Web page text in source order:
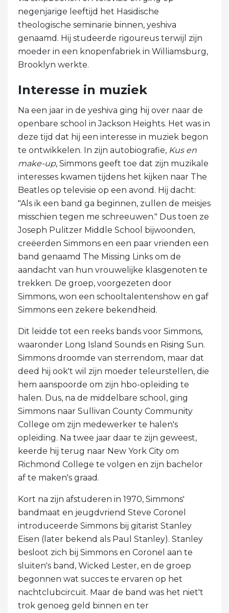
negenjarige leeftijd het Hasidische
theologische seminarie binnen, yeshiva
genaamd. Hij studeerde rigoureus terwijl zijn
moeder in een knopenfabriek in Williamsburg,
Brooklyn werkte.
Interesse in muziek
Na een jaar in de yeshiva ging hij over naar de
openbare school in Jackson Heights. Het was in
deze tijd dat hij een interesse in muziek begon
te ontwikkelen. In zijn autobiografie, Kus en
make-up, Simmons geeft toe dat zijn muzikale
interesses kwamen tijdens het kijken naar The
Beatles op televisie op een avond. Hij dacht:
"Als ik een band ga beginnen, zullen de meisjes
misschien tegen me schreeuwen." Dus toen ze
Joseph Pulitzer Middle School bijwoonden,
creëerden Simmons en een paar vrienden een
band genaamd The Missing Links om de
aandacht van hun vrouwelijke klasgenoten te
trekken. De groep, voorgezeten door
Simmons, won een schooltalentenshow en gaf
Simmons een zekere bekendheid.
Dit leidde tot een reeks bands voor Simmons,
waaronder Long Island Sounds en Rising Sun.
Simmons droomde van sterrendom, maar dat
deed hij ook't wil zijn moeder teleurstellen, die
hem aanspoorde om zijn hbo-opleiding te
halen. Dus, na de middelbare school, ging
Simmons naar Sullivan County Community
College om zijn medewerker te halen's
opleiding. Na twee jaar daar te zijn geweest,
keerde hij terug naar New York City om
Richmond College te volgen en zijn bachelor
af te maken's graad.
Kort na zijn afstuderen in 1970, Simmons'
bandmaat en jeugdvriend Steve Coronel
introduceerde Simmons bij gitarist Stanley
Eisen (later bekend als Paul Stanley). Stanley
besloot zich bij Simmons en Coronel aan te
sluiten's band, Wicked Lester, en de groep
begonnen wat succes te ervaren op het
nachtclubcircuit. Maar de band was het niet't
trok genoeg geld binnen en ter